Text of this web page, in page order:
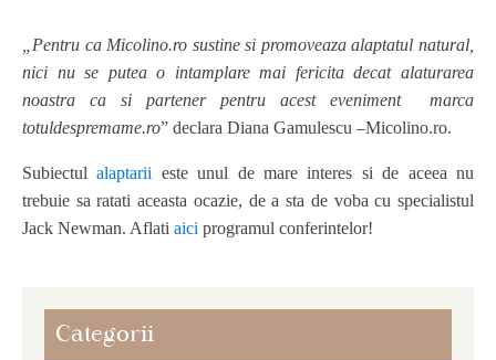
Categorii
„Pentru ca Micolino.ro sustine si promoveaza alaptatul natural,
nici nu se putea o intamplare mai fericita decat alaturarea
noastra ca si partener pentru acest eveniment marca
totuldespremame.ro” declara Diana Gamulescu –Micolino.ro.
Subiectul alaptarii este unul de mare interes si de aceea nu
trebuie sa ratati aceasta ocazie, de a sta de voba cu specialistul
Jack Newman. Aflati aici programul conferintelor!